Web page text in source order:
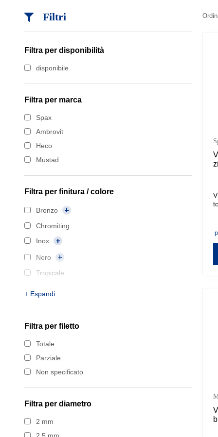
Filtri
Filtra per disponibilità
disponibile
Filtra per marca
Spax
Ambrovit
Heco
Mustad
Filtra per finitura / colore
Bronzo
Chromiting
Inox
Nero
Tropicale
+ Espandi
Filtra per filetto
Totale
Parziale
Non specificato
Filtra per diametro
2 mm